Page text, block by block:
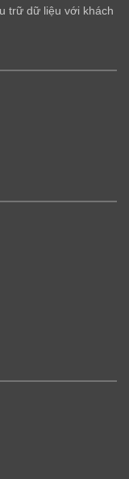
trữ dữ liệu với khách